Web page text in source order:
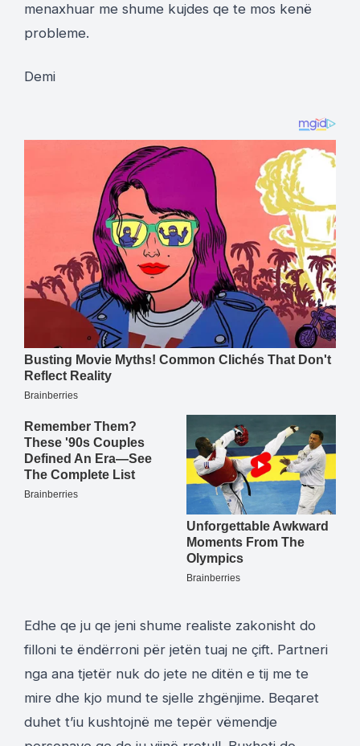
menaxhuar me shume kujdes qe te mos kenë
probleme.
Demi
Edhe qe ju qe jeni shume realiste zakonisht do
filloni te ëndërroni për jetën tuaj ne çift. Partneri
nga ana tjetër nuk do jete ne ditën e tij me te
mire dhe kjo mund te sjelle zhgënjime. Beqaret
duhet t’iu kushtojnë me tepër vëmendje